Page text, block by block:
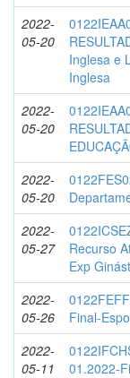
2022-
05-20
Inglesa e
Inglesa
2022-
05-20
2022-
05-20
2022-
05-27
Recurso
Exp
2022-
05-26
Final-
2022-
05-11
01.2022-